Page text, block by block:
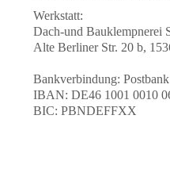
Werkstatt:
Dach-und Bauklempnerei
Alte Berliner Str. 20 b,
Bankverbindung:
IBAN: DE46 1001 0010
BIC: PBNDEFFXX